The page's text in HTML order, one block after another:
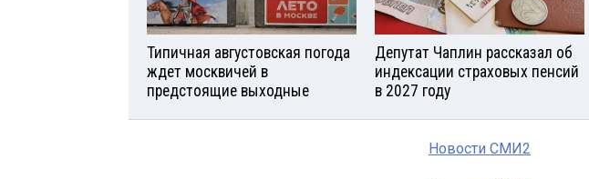
Типичная августовская погода
ждет москвичей в
предстоящие выходные
Депутат Чаплин рассказал об
индексации страховых пенсий
в 2027 году
Новости СМИ2